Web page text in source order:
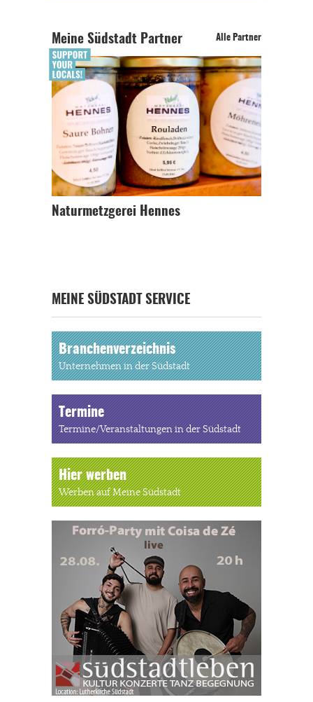
Meine Südstadt Partner Alle Partner
Naturmetzgerei Hennes
MEINE SÜDSTADT SERVICE
Branchenverzeichnis
Unternehmen in der Südstadt
Termine
Termine/Veranstaltungen in der Südstadt
Hier werben
Werben auf Meine Südstadt